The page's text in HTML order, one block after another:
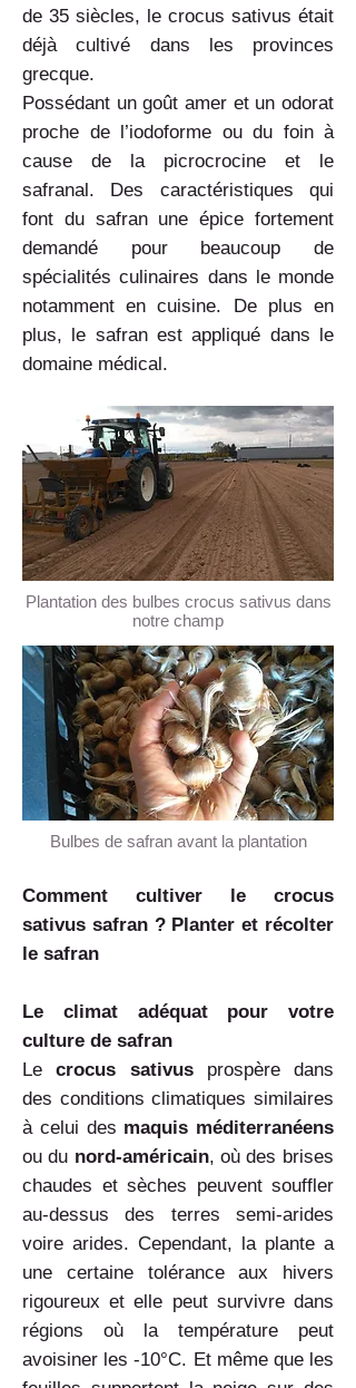
de 35 siècles, le crocus sativus était
déjà cultivé dans les provinces
grecque.
Possédant un goût amer et un odorat
proche de l’iodoforme ou du foin à
cause de la picrocrocine et le
safranal. Des caractéristiques qui
font du safran une épice fortement
demandé pour beaucoup de
spécialités culinaires dans le monde
notamment en cuisine. De plus en
plus, le safran est appliqué dans le
domaine médical.
Plantation des bulbes crocus sativus dans
notre champ
Bulbes de safran avant la plantation
Comment cultiver le crocus
sativus safran ? Planter et récolter
le safran
Le climat adéquat pour votre
culture de safran
Lecrocus sativusprospère dans
des conditions climatiques similaires
à celui des maquis méditerranéens
ou du nord-américain, où des brises
chaudes et sèches peuvent souffler
au-dessus des terres semi-arides
voire arides. Cependant, la plante a
une certaine tolérance aux hivers
rigoureux et elle peut survivre dans
régions où la température peut
avoisiner les -10°C. Et même que les